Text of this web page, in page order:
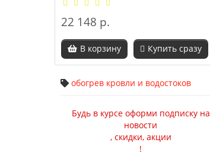
22 148 р.
В корзину Купить сразу
обогрев кровли и водостоков
Будь в курсе оформи подписку на
новости
, скидки, акции
!